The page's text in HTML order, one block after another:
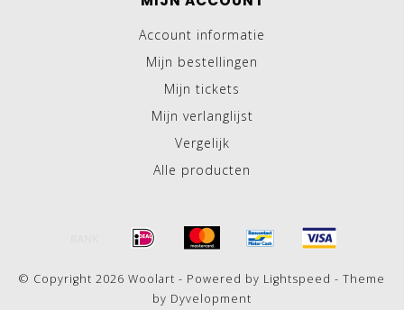
Account informatie
Mijn bestellingen
Mijn tickets
Mijn verlanglijst
Vergelijk
Alle producten
© Copyright 2026 Woolart - Powered by Lightspeed - Theme
by Dyvelopment